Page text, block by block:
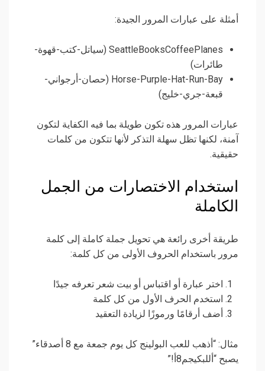
أمثلة على عبارات المرور الجيدة:
SeattleBooksCoffeePlanes (سياتل-كتب-قهوة-
طائرات)
Horse-Purple-Hat-Run-Bay (حصان-أرجواني-
قبعة-جري-خليج)
عبارات المرور هذه تكون طويلة بما فيه الكفاية لتكون
آمنة، لكنها تظل سهلة التذكر لأنها تتكون من كلمات
حقيقية.
استخدام الاختصارات من الجمل
الكاملة
طريقة أخرى رائعة هي تحويل جملة كاملة إلى كلمة
مرور باستخدام الحروف الأولى من كل كلمة:
اختر عبارة أو اقتباس أو بيت شعر تعرفه جيدًا
استخدم الحرف الأول من كل كلمة
أضف أرقامًا ورموزًا لزيادة التعقيد
مثال: “أذهب للعب البولينج كل يوم جمعة مع 8 أصدقاء”
يصبح “أللبكيجم8أ!”